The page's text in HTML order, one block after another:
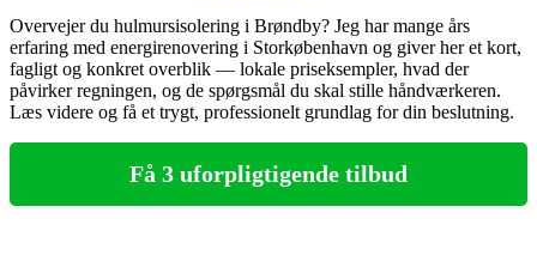
Overvejer du hulmursisolering i Brøndby? Jeg har mange års
erfaring med energirenovering i Storkøbenhavn og giver her et kort,
fagligt og konkret overblik — lokale priseksempler, hvad der
påvirker regningen, og de spørgsmål du skal stille håndværkeren.
Læs videre og få et trygt, professionelt grundlag for din beslutning.
Få 3 uforpligtigende tilbud